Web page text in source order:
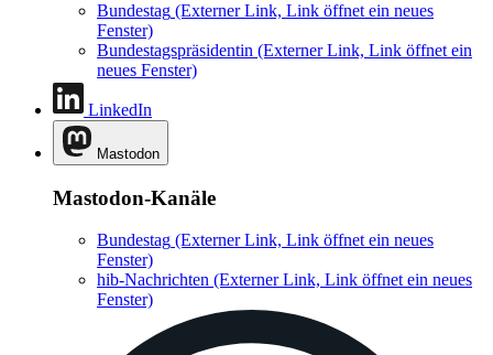
Bundestag (Externer Link, Link öffnet ein neues
Fenster)
Bundestagspräsidentin (Externer Link, Link öffnet ein
neues Fenster)
LinkedIn
Mastodon
Mastodon-Kanäle
Bundestag (Externer Link, Link öffnet ein neues
Fenster)
hib-Nachrichten (Externer Link, Link öffnet ein neues
Fenster)